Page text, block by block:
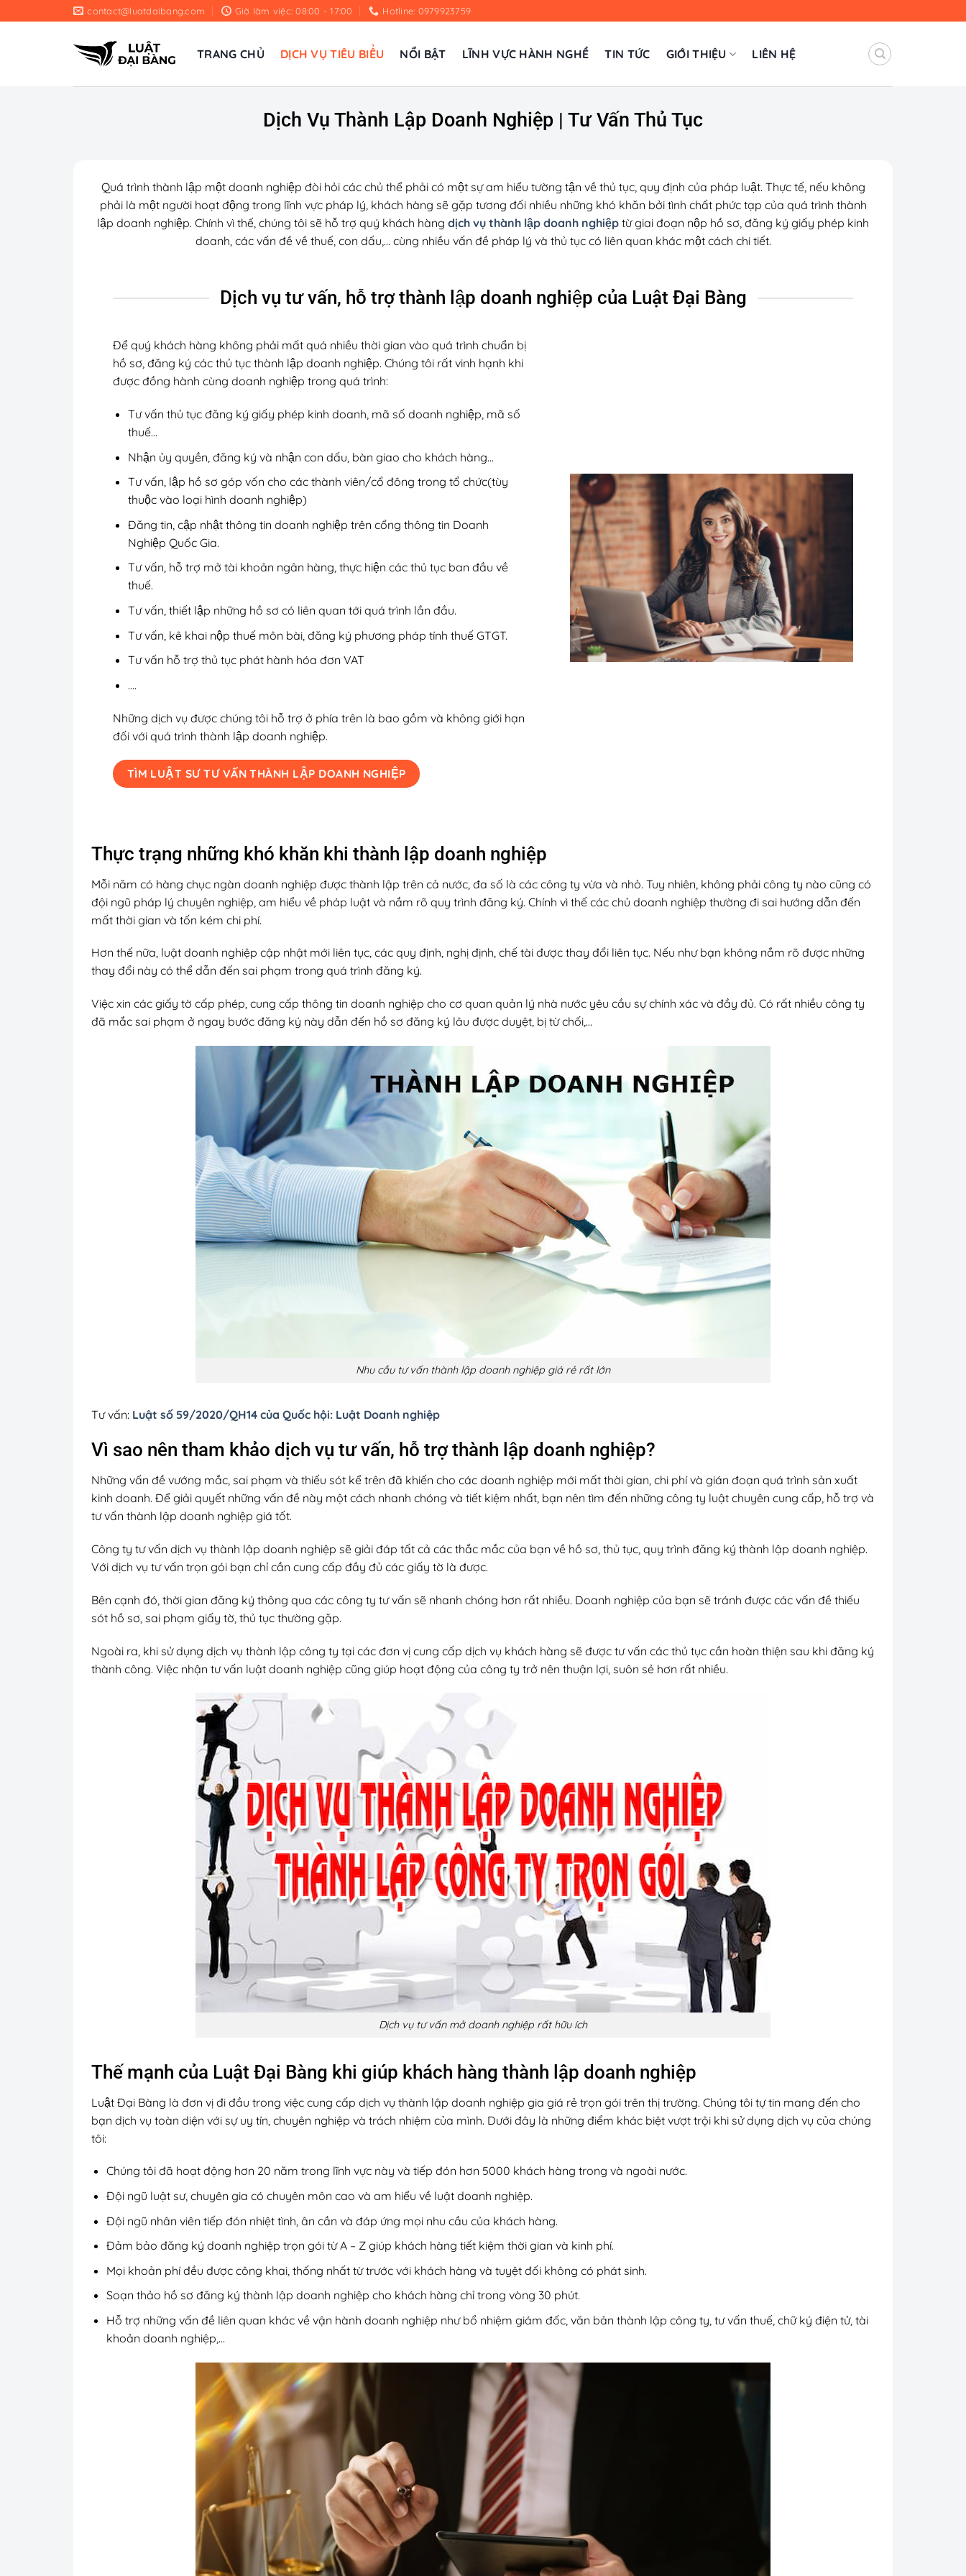
đến
contact@luatdaibang.com Giờ làm việc: 08:00 - 17:00 Hotline: 0979923759
TRANG CHỦ DỊCH VỤ TIÊU BIỂU NỔI BẬT LĨNH VỰC HÀNH NGHỀ TIN TỨC GIỚI THIỆU LIÊN HỆ
Dịch Vụ Thành Lập Doanh Nghiệp | Tư Vấn Thủ Tục
Quá trình thành lập một doanh nghiệp đòi hỏi các chủ thể phải có một sự am hiểu tường tận về thủ tục, quy định của pháp luật. Thực tế, nếu không
phải là một người hoạt động trong lĩnh vực pháp lý, khách hàng sẽ gặp tương đối nhiều những khó khăn bởi tình chất phức tạp của quá trình thành
lập doanh nghiệp. Chính vì thế, chúng tôi sẽ hỗ trợ quý khách hàng dịch vụ thành lập doanh nghiệp từ giai đoạn nộp hồ sơ, đăng ký giấy phép kinh
doanh, các vấn đề về thuế, con dấu,… cùng nhiều vấn đề pháp lý và thủ tục có liên quan khác một cách chi tiết.
Dịch vụ tư vấn, hỗ trợ thành lập doanh nghiệp của Luật Đại Bàng
Để quý khách hàng không phải mất quá nhiều thời gian vào quá trình chuẩn bị
hồ sơ, đăng ký các thủ tục thành lập doanh nghiệp. Chúng tôi rất vinh hạnh khi
được đồng hành cùng doanh nghiệp trong quá trình:
Tư vấn thủ tục đăng ký giấy phép kinh doanh, mã số doanh nghiệp, mã số
thuế…
Nhận ủy quyền, đăng ký và nhận con dấu, bàn giao cho khách hàng…
Tư vấn, lập hồ sơ góp vốn cho các thành viên/cổ đông trong tổ chức(tùy
thuộc vào loại hình doanh nghiệp)
Đăng tin, cập nhật thông tin doanh nghiệp trên cổng thông tin Doanh
Nghiệp Quốc Gia.
Tư vấn, hỗ trợ mở tài khoản ngân hàng, thực hiện các thủ tục ban đầu về
thuế.
Tư vấn, thiết lập những hồ sơ có liên quan tới quá trình lần đầu.
Tư vấn, kê khai nộp thuế môn bài, đăng ký phương pháp tính thuế GTGT.
Tư vấn hỗ trợ thủ tục phát hành hóa đơn VAT
….
Những dịch vụ được chúng tôi hỗ trợ ở phía trên là bao gồm và không giới hạn
đối với quá trình thành lập doanh nghiệp.
TÌM LUẬT SƯ TƯ VẤN THÀNH LẬP DOANH NGHIỆP
Thực trạng những khó khăn khi thành lập doanh nghiệp
Mỗi năm có hàng chục ngàn doanh nghiệp được thành lập trên cả nước, đa số là các công ty vừa và nhỏ. Tuy nhiên, không phải công ty nào cũng có
đội ngũ pháp lý chuyên nghiệp, am hiểu về pháp luật và nắm rõ quy trình đăng ký. Chính vì thế các chủ doanh nghiệp thường đi sai hướng dẫn đến
mất thời gian và tốn kém chi phí.
Hơn thế nữa, luật doanh nghiệp cập nhật mới liên tục, các quy định, nghị định, chế tài được thay đổi liên tục. Nếu như bạn không nắm rõ được những
thay đổi này có thể dẫn đến sai phạm trong quá trình đăng ký.
Việc xin các giấy tờ cấp phép, cung cấp thông tin doanh nghiệp cho cơ quan quản lý nhà nước yêu cầu sự chính xác và đầy đủ. Có rất nhiều công ty
đã mắc sai phạm ở ngay bước đăng ký này dẫn đến hồ sơ đăng ký lâu được duyệt, bị từ chối,…
Nhu cầu tư vấn thành lập doanh nghiệp giá rẻ rất lớn
Tư vấn: Luật số 59/2020/QH14 của Quốc hội: Luật Doanh nghiệp
Vì sao nên tham khảo dịch vụ tư vấn, hỗ trợ thành lập doanh nghiệp?
Những vấn đề vướng mắc, sai phạm và thiếu sót kể trên đã khiến cho các doanh nghiệp mới mất thời gian, chi phí và gián đoạn quá trình sản xuất
kinh doanh. Để giải quyết những vấn đề này một cách nhanh chóng và tiết kiệm nhất, bạn nên tìm đến những công ty luật chuyên cung cấp, hỗ trợ và
tư vấn thành lập doanh nghiệp giá tốt.
Công ty tư vấn dịch vụ thành lập doanh nghiệp sẽ giải đáp tất cả các thắc mắc của bạn về hồ sơ, thủ tục, quy trình đăng ký thành lập doanh nghiệp.
Với dịch vụ tư vấn trọn gói bạn chỉ cần cung cấp đầy đủ các giấy tờ là được.
Bên cạnh đó, thời gian đăng ký thông qua các công ty tư vấn sẽ nhanh chóng hơn rất nhiều. Doanh nghiệp của bạn sẽ tránh được các vấn đề thiếu
sót hồ sơ, sai phạm giấy tờ, thủ tục thường gặp.
Ngoài ra, khi sử dụng dịch vụ thành lập công ty tại các đơn vị cung cấp dịch vụ khách hàng sẽ được tư vấn các thủ tục cần hoàn thiện sau khi đăng ký
thành công. Việc nhận tư vấn luật doanh nghiệp cũng giúp hoạt động của công ty trở nên thuận lợi, suôn sẻ hơn rất nhiều.
Dịch vụ tư vấn mở doanh nghiệp rất hữu ích
Thế mạnh của Luật Đại Bàng khi giúp khách hàng thành lập doanh nghiệp
Luật Đại Bàng là đơn vị đi đầu trong việc cung cấp dịch vụ thành lập doanh nghiệp gia giá rẻ trọn gói trên thị trường. Chúng tôi tự tin mang đến cho
bạn dịch vụ toàn diện với sự uy tín, chuyên nghiệp và trách nhiệm của mình. Dưới đây là những điểm khác biệt vượt trội khi sử dụng dịch vụ của chúng
tôi:
Chúng tôi đã hoạt động hơn 20 năm trong lĩnh vực này và tiếp đón hơn 5000 khách hàng trong và ngoài nước.
Đội ngũ luật sư, chuyên gia có chuyên môn cao và am hiểu về luật doanh nghiệp.
Đội ngũ nhân viên tiếp đón nhiệt tình, ân cần và đáp ứng mọi nhu cầu của khách hàng.
Đảm bảo đăng ký doanh nghiệp trọn gói từ A – Z giúp khách hàng tiết kiệm thời gian và kinh phí.
Mọi khoản phí đều được công khai, thống nhất từ trước với khách hàng và tuyệt đối không có phát sinh.
Soạn thảo hồ sơ đăng ký thành lập doanh nghiệp cho khách hàng chỉ trong vòng 30 phút.
Hỗ trợ những vấn đề liên quan khác về vận hành doanh nghiệp như bổ nhiệm giám đốc, văn bản thành lập công ty, tư vấn thuế, chữ ký điện tử, tài
khoản doanh nghiệp,…